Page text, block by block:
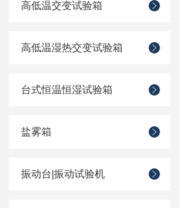
高低温交变试验箱
高低温湿热交变试验箱
台式恒温恒湿试验箱
盐雾箱
振动台|振动试验机